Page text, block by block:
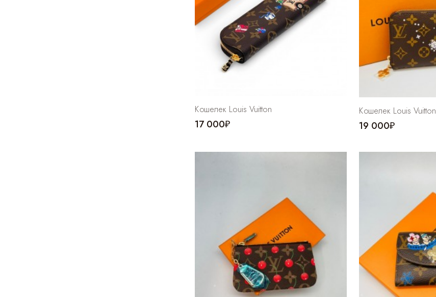
Кошелек Louis Vuitton
17 000₽
Кошелек Louis Vuitton
19 000₽